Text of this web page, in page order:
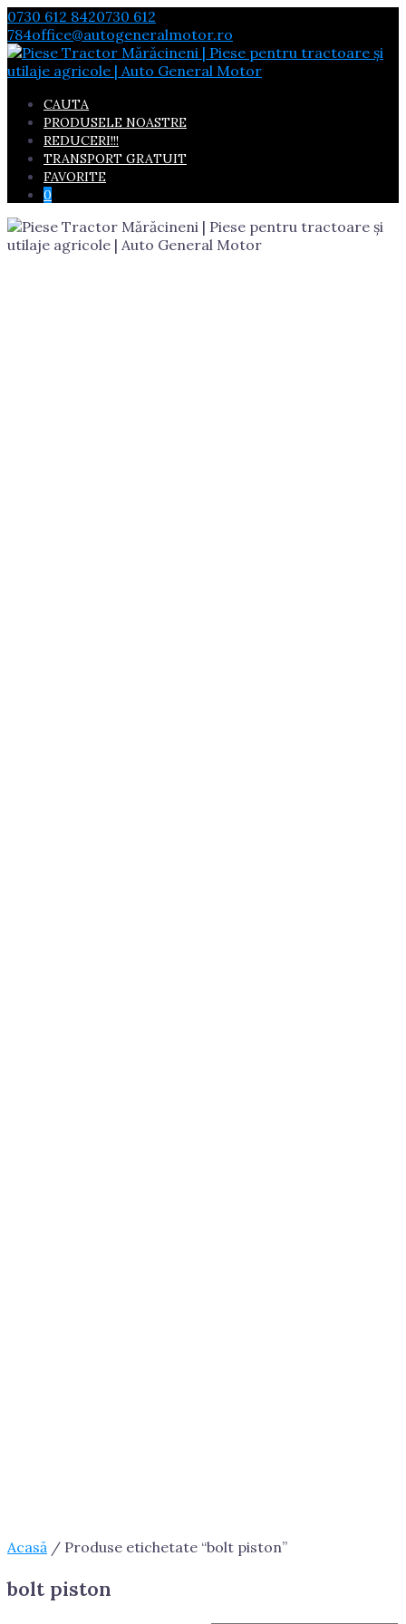
Skip
to
content
0730 612 8420730 612
784office@autogeneralmotor.ro
CAUTA
PRODUSELE NOASTRE
REDUCERI!!!
TRANSPORT GRATUIT
FAVORITE
0
Acasă / Produse etichetate “bolt piston”
bolt piston